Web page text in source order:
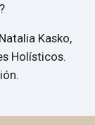
Kasko,
Holísticos.